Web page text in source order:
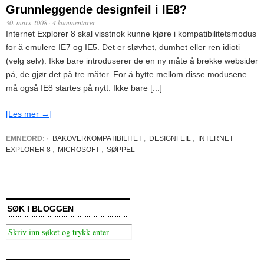
Grunnleggende designfeil i IE8?
30. mars 2008 · 4 kommentarer
Internet Explorer 8 skal visstnok kunne kjøre i kompatibilitetsmodus
for å emulere IE7 og IE5. Det er sløvhet, dumhet eller ren idioti
(velg selv). Ikke bare introduserer de en ny måte å brekke websider
på, de gjør det på tre måter. For å bytte mellom disse modusene
må også IE8 startes på nytt. Ikke bare [...]
[Les mer →]
EMNEORD: · BAKOVERKOMPATIBILITET , DESIGNFEIL ,
INTERNET
EXPLORER 8 , MICROSOFT , SØPPEL
SØK I BLOGGEN